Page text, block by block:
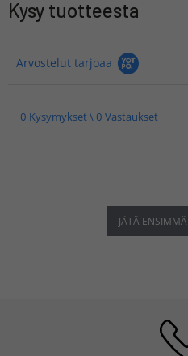
Kysy tuotteesta
Arvostelut tarjoaa
0 Kysymykset \ 0 Vastaukset
JÄTÄ